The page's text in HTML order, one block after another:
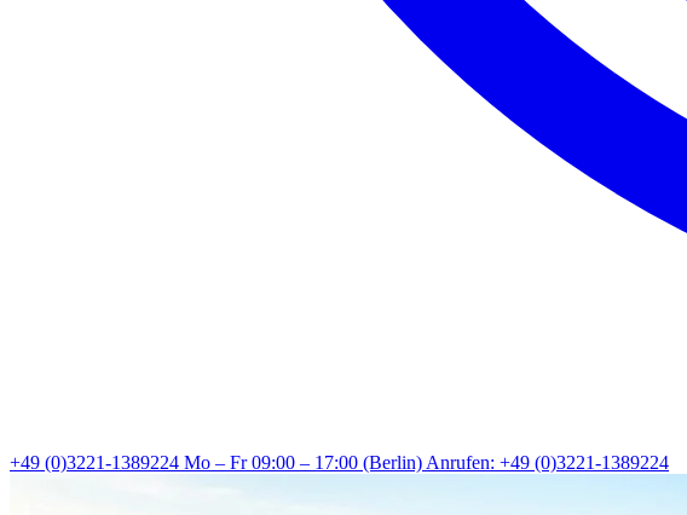
+49 (0)3221-1389224 Mo – Fr 09:00 – 17:00 (Berlin) Anrufen: +49 (0)3221-1389224